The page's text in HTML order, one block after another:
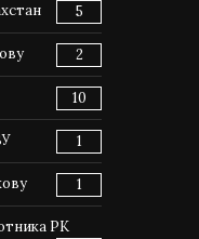
5
2
10
1
1
РК